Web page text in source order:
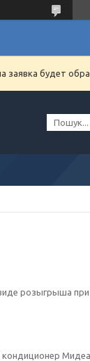
заявка будет
розыгрыша
Мидеа